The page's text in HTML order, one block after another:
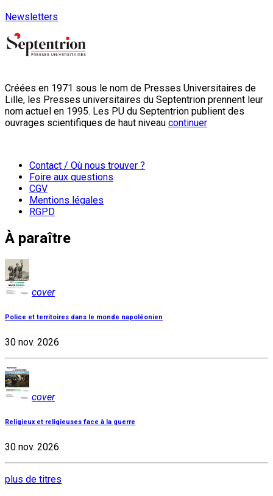
Newsletters
Créées en 1971 sous le nom de Presses Universitaires de
Lille, les Presses universitaires du Septentrion prennent leur
nom actuel en 1995. Les PU du Septentrion publient des
ouvrages scientifiques de haut niveau continuer
Contact / Où nous trouver ?
Foire aux questions
CGV
Mentions légales
RGPD
À paraître
cover
Police et territoires dans le monde napoléonien
30 nov. 2026
cover
Religieux et religieuses face à la guerre
30 nov. 2026
plus de titres